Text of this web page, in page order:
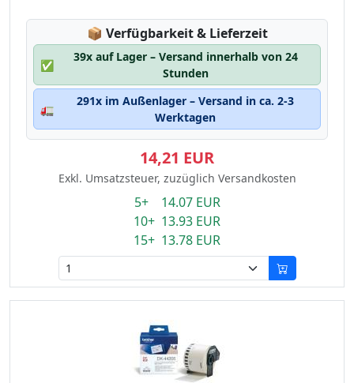
📦 Lagerstatus:
Verfügbarkeit & Lieferzeit
✅
39x auf Lager – Versand innerhalb von 24
Stunden
🚛
291x im Außenlager – Versand in ca. 2-3
Werktagen
14,21 EUR
Exkl. Umsatzsteuer, zuzüglich Versandkosten
5+ 14.07 EUR
10+ 13.93 EUR
15+ 13.78 EUR